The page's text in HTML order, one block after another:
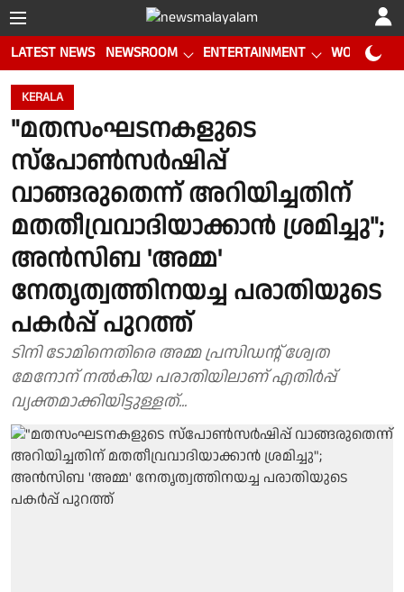
LATEST NEWS NEWSROOM ENTERTAINMENT WORLD CUP
KERALA
"മതസംഘടനകളുടെ
സ്പോൺസർഷിപ്പ്
വാങ്ങരുതെന്ന് അറിയിച്ചതിന്
മതതീവ്രവാദിയാക്കാൻ ശ്രമിച്ചു";
അൻസിബ 'അമ്മ'
നേതൃത്വത്തിനയച്ച പരാതിയുടെ
പകർപ്പ് പുറത്ത്
ടിനി ടോമിനെതിരെ അമ്മ പ്രസിഡൻ്റ് ശ്വേത
മേനോന് നൽകിയ പരാതിയിലാണ് എതിർപ്പ്
വ്യക്തമാക്കിയിട്ടുള്ളത്...